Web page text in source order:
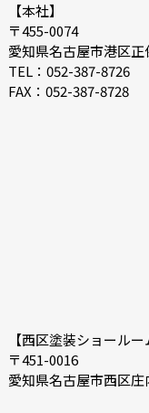
2021-04
2021-02
2020-12
【本社】
〒455-0074
愛知県名古屋市港区正
TEL：052-387-8726
FAX：052-387-8728
【西区塗装ショールー
〒451-0016
愛知県名古屋市西区庄